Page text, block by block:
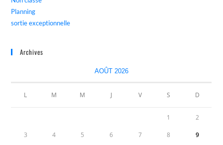
Planning
sortie exceptionnelle
Archives
AOÛT 2026
L M M J V S D
1 2
3 4 5 6 7 8 9